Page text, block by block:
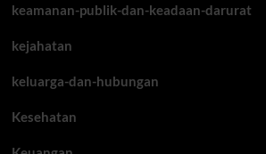
keamanan-publik-dan-keadaan-darurat
kejahatan
keluarga-dan-hubungan
Kesehatan